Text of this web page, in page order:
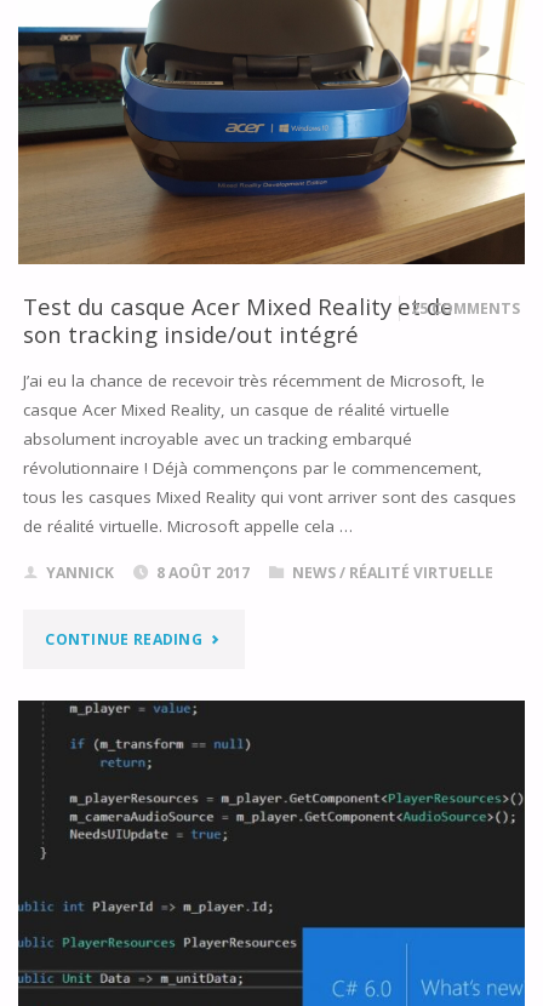
POUR
LA
PLATEFORME
WINDOWS
MIXED
REALITY
UNITY"
Test du casque Acer Mixed Reality et de
son tracking inside/out intégré
25 COMMENTS
J’ai eu la chance de recevoir très récemment de Microsoft, le
casque Acer Mixed Reality, un casque de réalité virtuelle
absolument incroyable avec un tracking embarqué
révolutionnaire ! Déjà commençons par le commencement,
tous les casques Mixed Reality qui vont arriver sont des casques
de réalité virtuelle. Microsoft appelle cela …
YANNICK 8 AOÛT 2017 NEWS/ RÉALITÉ VIRTUELLE
CONTINUE READING "TEST
CASQUE
MIXED
DE